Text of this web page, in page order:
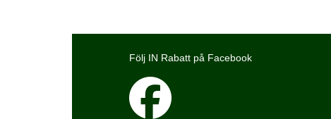
Följ IN Rabatt på Facebook